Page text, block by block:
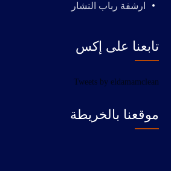
ارشفة رباب النشار
تابعنا على إكس
Tweets by eldamamclean
موقعنا بالخريطة